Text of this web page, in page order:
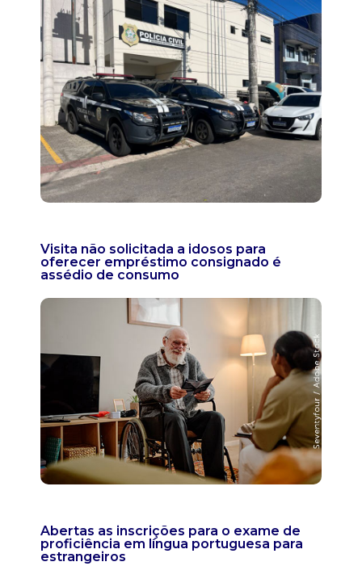
Visita não solicitada a idosos para
oferecer empréstimo consignado é
assédio de consumo
Abertas as inscrições para o exame de
proficiência em língua portuguesa para
estrangeiros